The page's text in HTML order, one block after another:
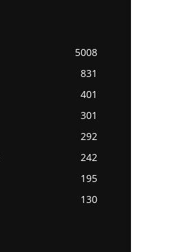
5008
831
401
301
292
242
195
130